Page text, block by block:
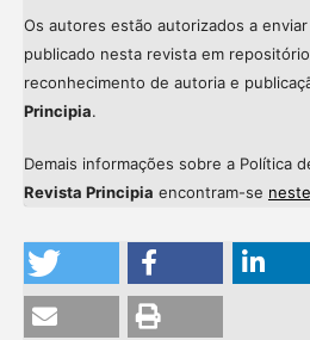
Os autores estão autorizados a
publicado nesta revista em
reconhecimento de autoria e
Principia.
Demais informações sobre a Política
Revista Principia encontram-se